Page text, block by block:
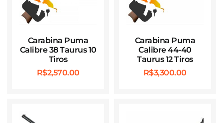
Carabina Puma
Calibre 38 Taurus 10
Tiros
R$2,570.00
Carabina Puma
Calibre 44-40
Taurus 12 Tiros
R$3,300.00